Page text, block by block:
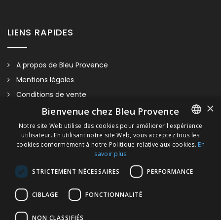
Nous vous invitons à nous contacter pour tout renseignement
LIENS RAPIDES
A propos de Bleu Provence
Mentions légales
Conditions de vente
Nous contacter
Visitez notre Showroom
Plan du site
FRENCH
GERMAN
×
Bienvenue chez Bleu Provence
Notre site Web utilise des cookies pour améliorer l'expérience
utilisateur. En utilisant notre site Web, vous acceptez tous les
cookies conformément à notre Politique relative aux cookies. En
savoir plus
STRICTEMENT NÉCESSAIRES PERFORMANCE
CIBLAGE FONCTIONNALITÉ
NON CLASSIFIÉS